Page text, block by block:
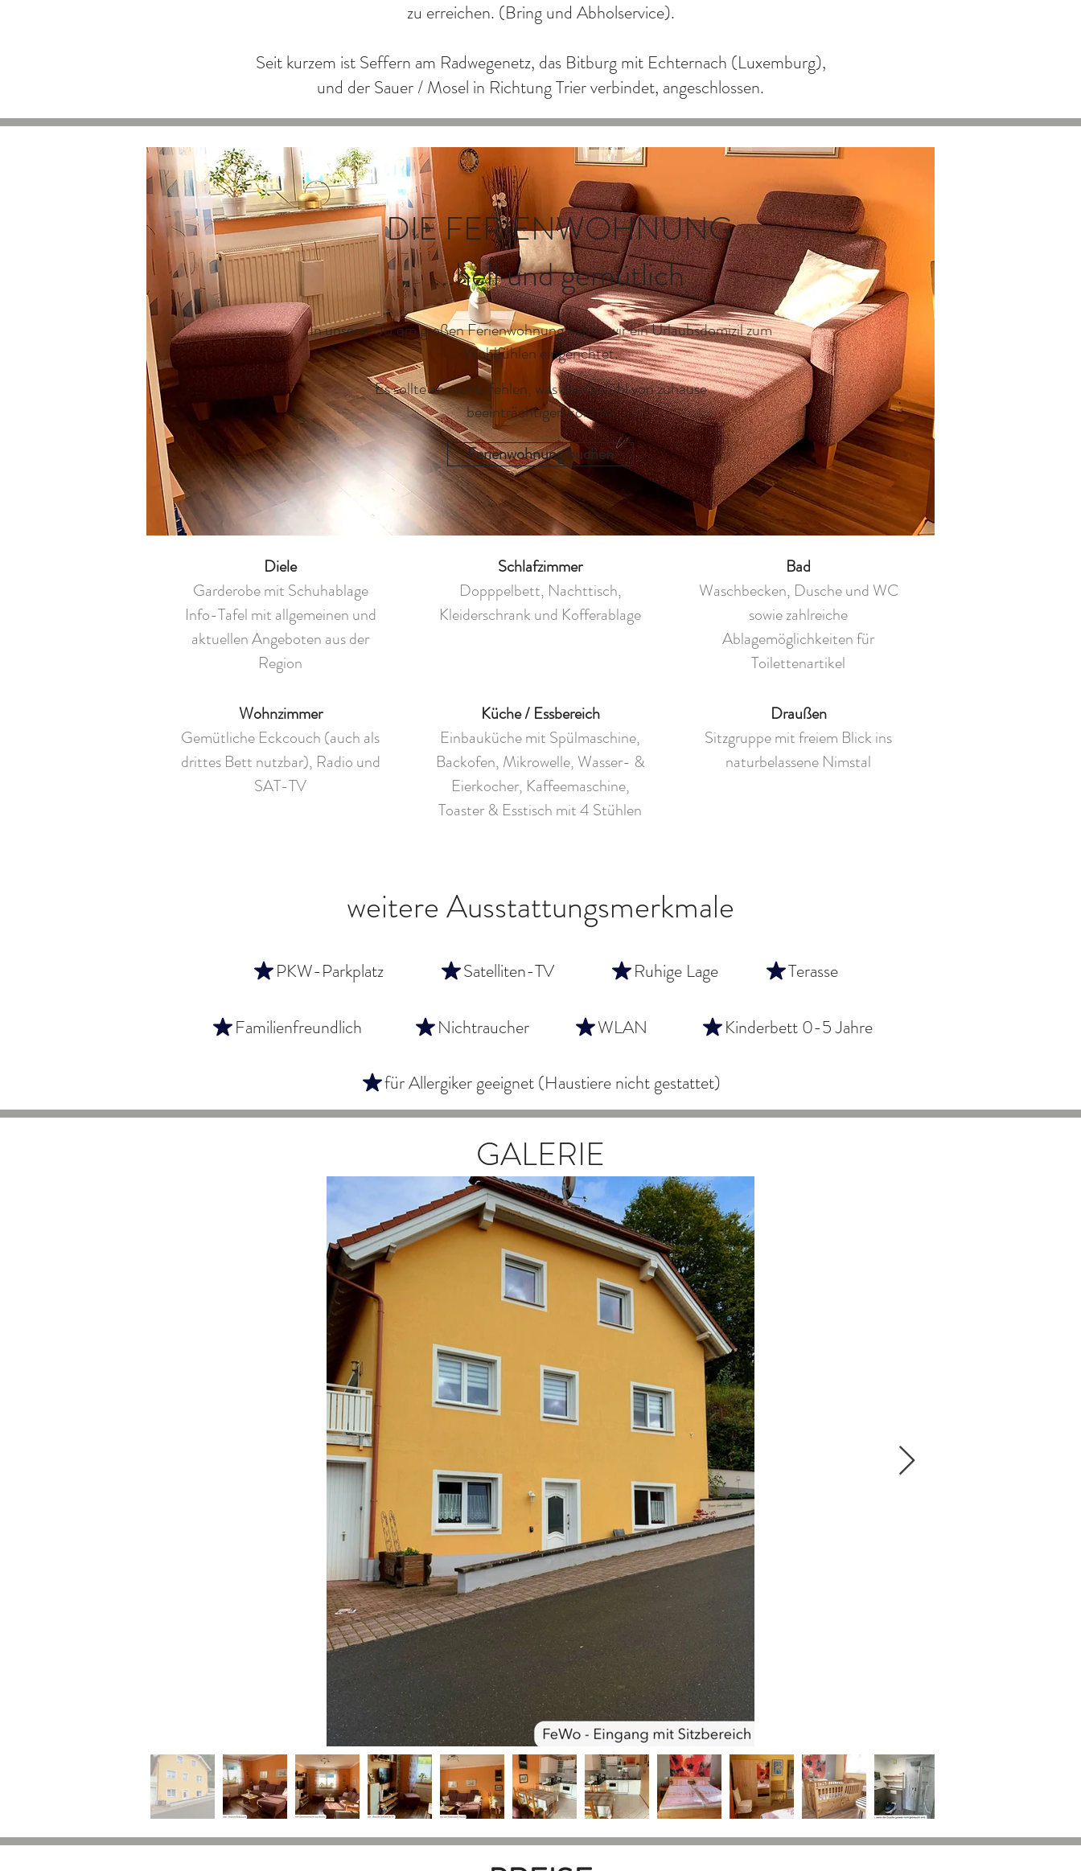
zu erreichen. (Bring und Abholservice).
Seit kurzem ist Seffern am Radwegenetz, das Bitburg mit Echternach (Luxemburg),
und der Sauer / Mosel in Richtung Trier verbindet, angeschlossen.
DIE FERIENWOHNUNG
...hell und gemütlich
In unserer 50 qm großen Ferienwohnung haben wir ein Urlaubsdomizil zum
Wohlfühlen eingerichtet.
Es sollte an nichts fehlen, was das Gefühl von zuhause
beeinträchtigen könnte.
Ferienwohnung buchen
Diele
Garderobe mit Schuhablage
Info-Tafel mit allgemeinen und
aktuellen Angeboten aus der
Region
Schlafzimmer
Dopppelbett, Nachttisch,
Kleiderschrank und Kofferablage
Bad
Waschbecken, Dusche und WC
sowie zahlreiche
Ablagemöglichkeiten für
Toilettenartikel
Wohnzimmer
Gemütliche Eckcouch (auch als
drittes Bett nutzbar), Radio und
SAT-TV
Küche / Essbereich
Einbauküche mit Spülmaschine,
Backofen, Mikrowelle, Wasser- &
Eierkocher, Kaffeemaschine,
Toaster & Esstisch mit 4 Stühlen
Draußen
Sitzgruppe mit freiem Blick ins
naturbelassene Nimstal
weitere Ausstattungsmerkmale
PKW-Parkplatz Satelliten-TV Ruhige Lage Terasse
Familienfreundlich Nichtraucher WLAN Kinderbett 0-5 Jahre
für Allergiker geeignet (Haustiere nicht gestattet)
GALERIE